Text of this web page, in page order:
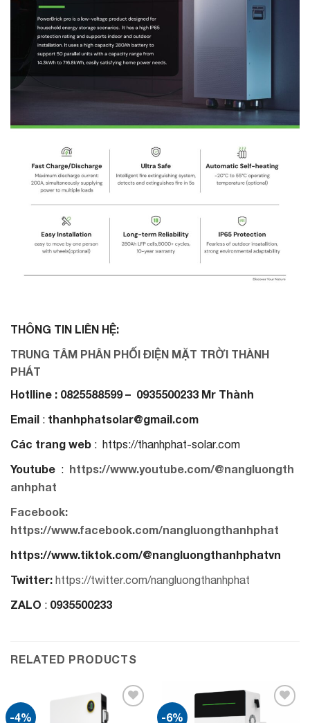
THÔNG TIN LIÊN HỆ:
TRUNG TÂM PHÂN PHỐI ĐIỆN MẶT TRỜI THÀNH
PHÁT
Hotlline : 0825588599 – 0935500233 Mr Thành
Email : thanhphatsolar@gmail.com
Các trang web : https://thanhphat-solar.com
Youtube : https://www.youtube.com/@nangluongth
anhphat
Facebook:
https://www.facebook.com/nangluongthanhphat
https://www.tiktok.com/@nangluongthanhphatvn
Twitter: https://twitter.com/nangluongthanhphat
ZALO : 0935500233
RELATED PRODUCTS
-4% -6%